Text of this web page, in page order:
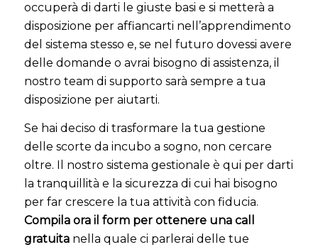
occuperà di darti le giuste basi e si metterà a
disposizione per affiancarti nell’apprendimento
del sistema stesso e, se nel futuro dovessi avere
delle domande o avrai bisogno di assistenza, il
nostro team di supporto sarà sempre a tua
disposizione per aiutarti.
Se hai deciso di trasformare la tua gestione
delle scorte da incubo a sogno, non cercare
oltre. Il nostro sistema gestionale è qui per darti
la tranquillità e la sicurezza di cui hai bisogno
per far crescere la tua attività con fiducia.
Compila ora il form per ottenere una call
gratuitanella quale ci parlerai delle tue